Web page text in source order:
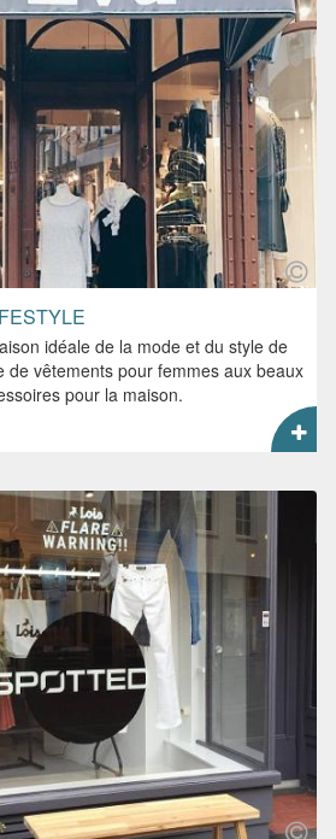
idéale de la mode et du style de
de vêtements pour femmes aux beaux
pour la maison.